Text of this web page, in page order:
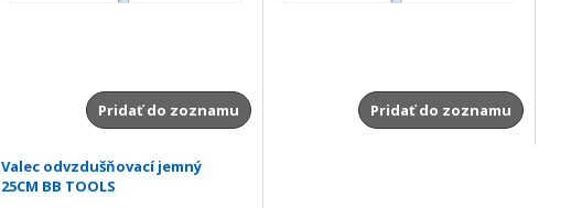
Pridať do zoznamu Pridať do zoznamu
Valec odvzdušňovací jemný
25CM BB TOOLS